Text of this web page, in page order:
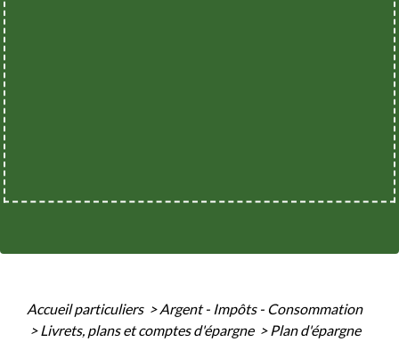
Accueil particuliers > Argent - Impôts - Consommation
> Livrets, plans et comptes d'épargne > Plan d'épargne